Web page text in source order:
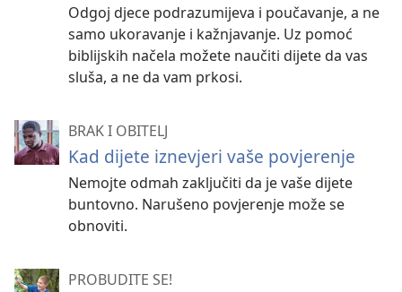
Odgoj djece podrazumijeva i poučavanje, a ne
samo ukoravanje i kažnjavanje. Uz pomoć
biblijskih načela možete naučiti dijete da vas
sluša, a ne da vam prkosi.
BRAK I OBITELJ
Kad dijete iznevjeri vaše povjerenje
Nemojte odmah zaključiti da je vaše dijete
buntovno. Narušeno povjerenje može se
obnoviti.
PROBUDITE SE!